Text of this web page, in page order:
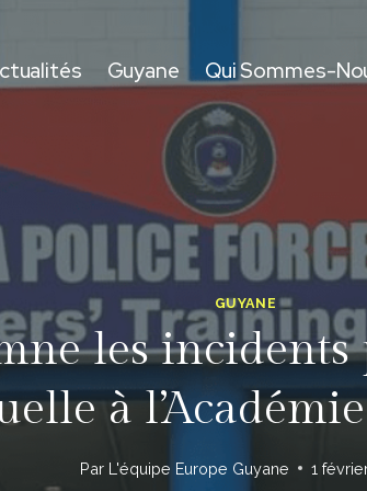
Guyane Qui Sommes-
GUYANE
les incidents
à
Par L'équipe Europe Guyane 1